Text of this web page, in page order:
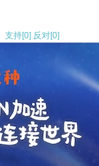
支持[0] 反对[0]
支持[0] 反对